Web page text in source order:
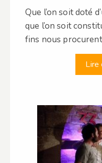
Que l’on soit doté
que l’on soit
fins nous
Lire